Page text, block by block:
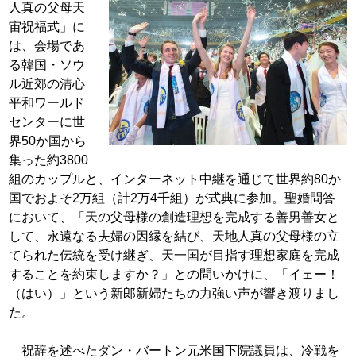
人真の父母天
宙祝福式」に
は、会場であ
る韓国・ソウ
ル近郊の清心
平和ワールド
センターに世
界50か国から
集った約3800
組のカップルと、インターネッ ト中継を通じて世界約80か
国でおよそ2万組（計2万4千組） が式典に参加。聖婚問答
において、「天の父母様の創造理想を完成する善男善女と
して、永遠なる夫婦の因縁を結び、天地人真の父母様の立
てられた伝統を受け継ぎ、天一国が目指す理想家庭を完成
することを約束しますか？」との問いかけに、
「イェー！
（はい）」という新郎新婦たちの力強い声が響き渡りまし
た。
祝辞を述べたダン・バートン元米国下院議員は、冷戦を